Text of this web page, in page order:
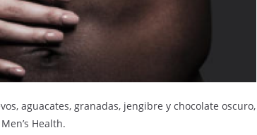
aguacates, granadas, jengibre y chocolate oscuro,
Health.